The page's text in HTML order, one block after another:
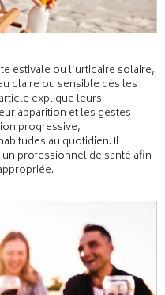
estivale ou l’urticaire solaire,
claire ou sensible dès les
explique leurs
apparition et les gestes
progressive,
au quotidien. Il
professionnel de santé afin